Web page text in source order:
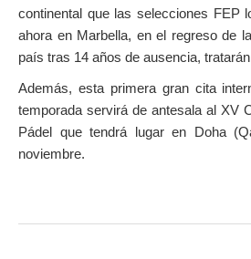
continental que las selecciones FEP
ahora en Marbella, en el regreso de
país tras 14 años de ausencia,
Además, esta primera gran cita
temporada servirá de antesala al XV
Pádel que tendrá lugar en Doha
noviembre.